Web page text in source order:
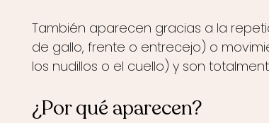
También aparecen gracias a la
de gallo, frente o entrecejo) o
los nudillos o el cuello) y son
¿Por qué aparecen?